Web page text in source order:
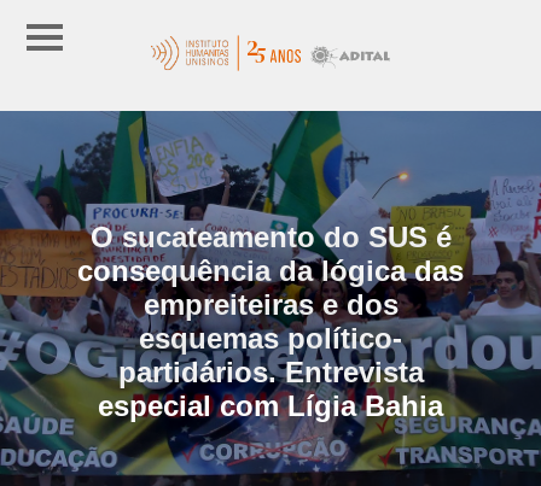
O sucateamento do SUS é
consequência da lógica das
empreiteiras e dos
esquemas político-
partidários. Entrevista
especial com Lígia Bahia